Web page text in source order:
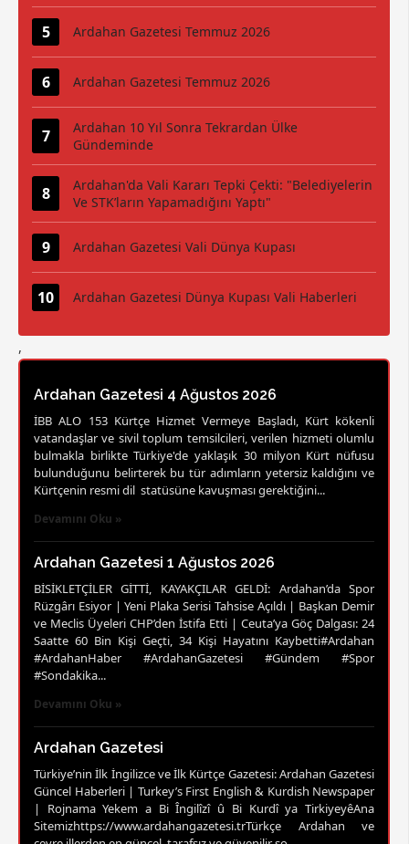
Ardahan Gazetesi Temmuz 2026
Ardahan Gazetesi Temmuz 2026
Ardahan 10 Yıl Sonra Tekrardan Ülke
Gündeminde
Ardahan'da Vali Kararı Tepki Çekti: "Belediyelerin
Ve STK’ların Yapamadığını Yaptı"
Ardahan Gazetesi Vali Dünya Kupası
Ardahan Gazetesi Dünya Kupası Vali Haberleri
,
Ardahan Gazetesi 4 Ağustos 2026
İBB ALO 153 Kürtçe Hizmet Vermeye Başladı, Kürt kökenli
vatandaşlar ve sivil toplum temsilcileri, verilen hizmeti olumlu
bulmakla birlikte Türkiye'de yaklaşık 30 milyon Kürt nüfusu
bulunduğunu belirterek bu tür adımların yetersiz kaldığını ve
Kürtçenin resmi dil statüsüne kavuşması gerektiğini...
Devamını Oku »
Ardahan Gazetesi 1 Ağustos 2026
BİSİKLETÇİLER GİTTİ, KAYAKÇILAR GELDİ: Ardahan’da Spor
Rüzgârı Esiyor | Yeni Plaka Serisi Tahsise Açıldı | Başkan Demir
ve Meclis Üyeleri CHP’den İstifa Etti | Ceuta’ya Göç Dalgası: 24
Saatte 60 Bin Kişi Geçti, 34 Kişi Hayatını Kaybetti#Ardahan
#ArdahanHaber #ArdahanGazetesi #Gündem #Spor
#Sondakika...
Devamını Oku »
Ardahan Gazetesi
Türkiye’nin İlk İngilizce ve İlk Kürtçe Gazetesi: Ardahan Gazetesi
Güncel Haberleri | Turkey’s First English & Kurdish Newspaper
| Rojnama Yekem a Bi Îngilîzî û Bi Kurdî ya TirkiyeyêAna
Sitemizhttps://www.ardahangazetesi.trTürkçe Ardahan ve